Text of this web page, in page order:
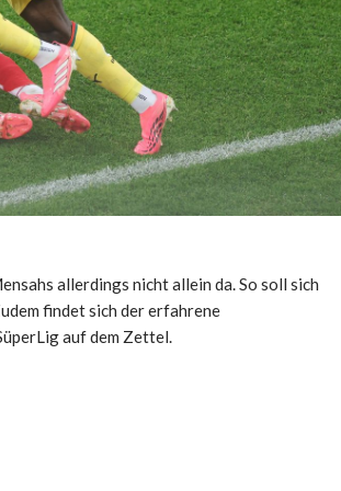
allerdings nicht allein da. So soll sich
findet sich der erfahrene
auf dem Zettel.